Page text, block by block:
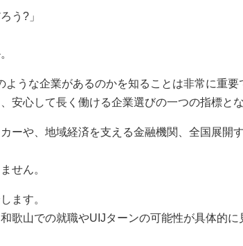
う?」
うな企業があるのかを知ることは非常に重要
安心して長く働ける企業選びの一つの指標とな
ーや、地域経済を支える金融機関、全国展開
せん。
ます。
歌山での就職やUIJターンの可能性が具体的に